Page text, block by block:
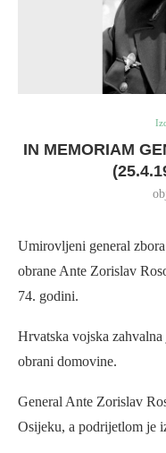
IN MEMORIAM
Umirovljeni general
obrane Ante Zorislav
74. godini.
Hrvatska vojska
obrani domovine.
General Ante Zorislav
Osijeku, a podrijetlom je